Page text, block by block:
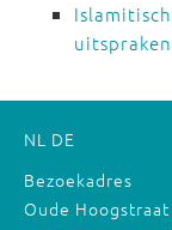
NL DE
Bezoekadres
Oude